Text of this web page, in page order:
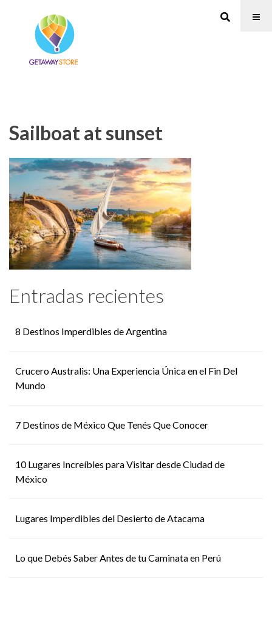
Sailboat at sunset
Entradas recientes
8 Destinos Imperdibles de Argentina
Crucero Australis: Una Experiencia Única en el Fin Del
Mundo
7 Destinos de México Que Tenés Que Conocer
10 Lugares Increíbles para Visitar desde Ciudad de
México
Lugares Imperdibles del Desierto de Atacama
Lo que Debés Saber Antes de tu Caminata en Perú